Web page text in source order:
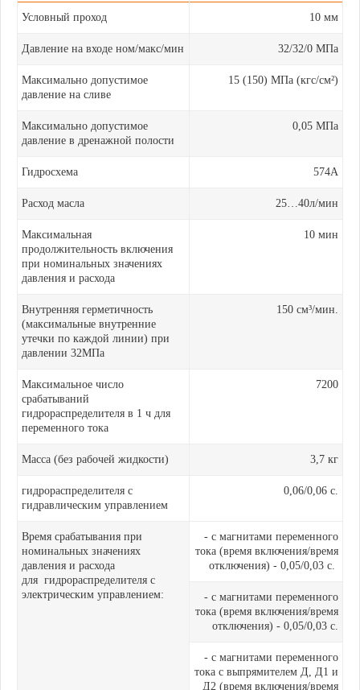
Условный проход 10 мм
Давление на входе ном/макс/мин 32/32/0 МПа
Максимально допустимое
давление на сливе
15 (150) МПа (кгс/см²)
Максимально допустимое
давление в дренажной полости
0,05 МПа
Гидросхема 574А
Расход масла 25…40л/мин
Максимальная
продолжительность включения
при номинальных значениях
давления и расхода
10 мин
Внутренняя герметичность
(максимальные внутренние
утечки по каждой линии) при
давлении 32МПа
150 см³/мин.
Максимальное число
срабатываний
гидрораспределителя в 1 ч для
переменного тока
7200
Масса (без рабочей жидкости) 3,7 кг
гидрораспределителя с
гидравлическим управлением
0,06/0,06 с.
Время срабатывания при
номинальных значениях
давления и расхода
для гидрораспределителя с
электрическим управлением:
- с магнитами переменного
тока (время включения/время
отключения) - 0,05/0,03 с.
- с магнитами переменного
тока (время включения/время
отключения) - 0,05/0,03 с.
- с магнитами переменного
тока с выпрямителем Д, Д1 и
Д2 (время включения/время